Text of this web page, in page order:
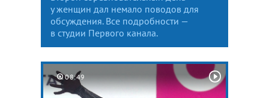
у женщин дал немало поводов для
обсуждения. Все подробности —
в студии Первого канала.
08:49